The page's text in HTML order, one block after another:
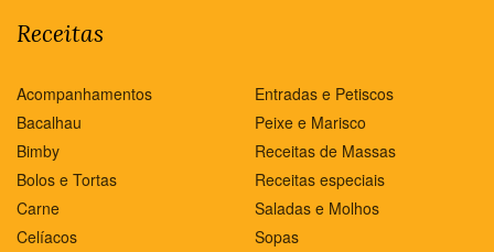
Receitas
Acompanhamentos
Bacalhau
Bimby
Bolos e Tortas
Carne
Celíacos
Entradas e Petiscos
Peixe e Marisco
Receitas de Massas
Receitas especiais
Saladas e Molhos
Sopas